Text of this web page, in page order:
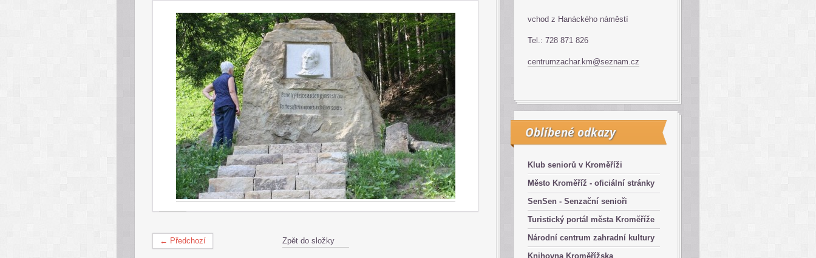
← Předchozí Zpět do složky
vchod z Hanáckého náměstí
Tel.: 728 871 826
centrumzachar.km@seznam.cz
Oblíbené odkazy
Klub seniorů v Kroměříži
Město Kroměříž - oficiální stránky
SenSen - Senzační senioři
Turistický portál města Kroměříže
Národní centrum zahradní kultury
Knihovna Kroměřížska